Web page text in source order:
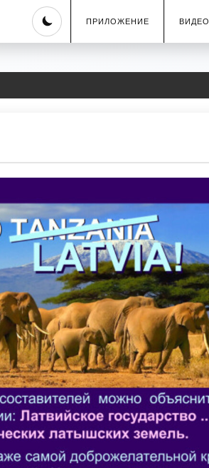
Skip
ПРИЛОЖЕНИЕ ВИДЕО